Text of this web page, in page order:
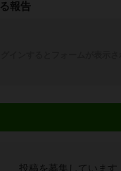
報告
投稿を募集しています